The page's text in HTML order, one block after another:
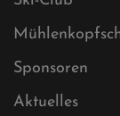
Sitemap
Sitemap XML
Cookies